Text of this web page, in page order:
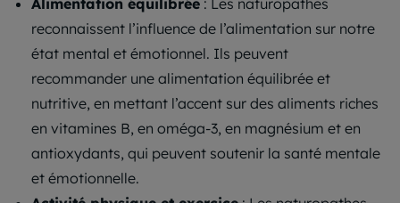
reconnaissent l’influence de l’alimentation sur notre
état mental et émotionnel. Ils peuvent
recommander une alimentation équilibrée et
nutritive, en mettant l’accent sur des aliments riches
en vitamines B, en oméga-3, en magnésium et en
antioxydants, qui peuvent soutenir la santé mentale
et émotionnelle.